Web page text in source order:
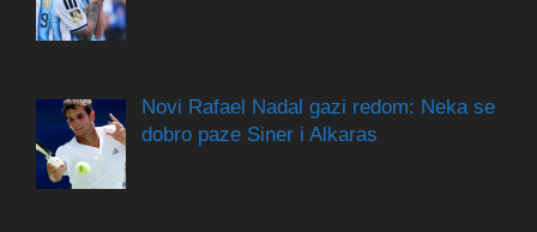
Novi Rafael Nadal gazi redom: Neka se
dobro paze Siner i Alkaras